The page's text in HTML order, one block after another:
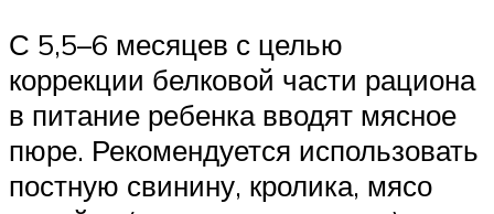
С 5,5–6 месяцев с целью
коррекции белковой части рациона
в питание ребенка вводят мясное
пюре. Рекомендуется использовать
постную свинину, кролика, мясо